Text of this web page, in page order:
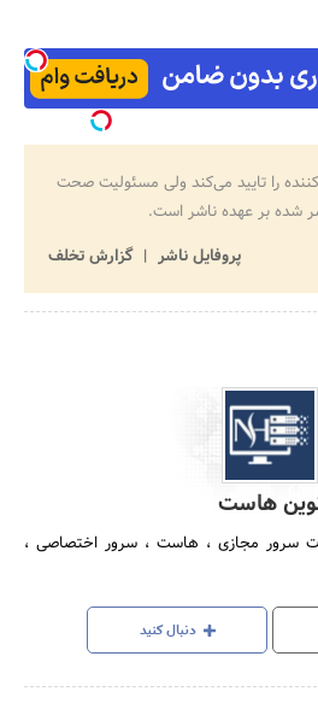
را تایید می‌کند ولی مسئولیت صحت
شده بر عهده ناشر است.
پروفایل ناشر
گزارش تخلف
هاست
سرور مجازی ، هاست ، سرور اختصاصی ،
دنبال کنید